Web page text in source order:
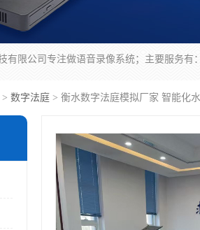
> 数字法庭 > 衡水数字法庭模拟厂家 智能化